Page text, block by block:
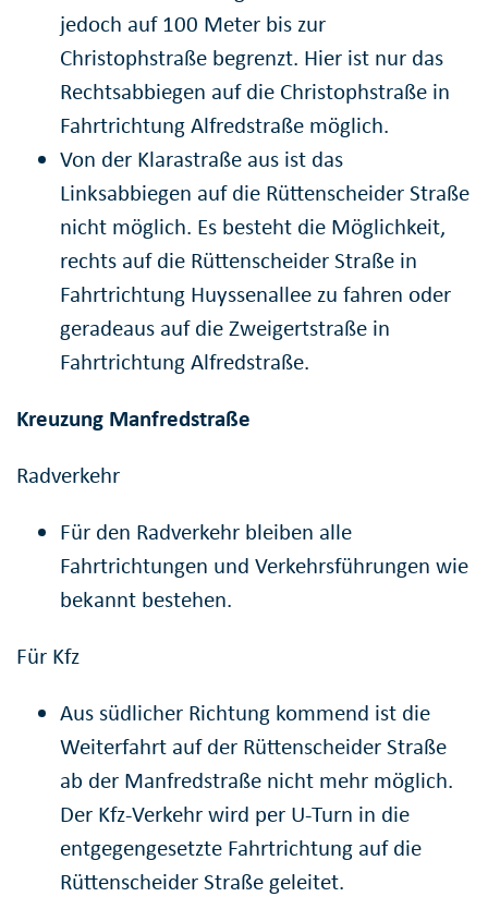
jedoch auf 100 Meter bis zur
Christophstraße begrenzt. Hier ist nur das
Rechtsabbiegen auf die Christophstraße in
Fahrtrichtung Alfredstraße möglich.
Von der Klarastraße aus ist das
Linksabbiegen auf die Rüttenscheider Straße
nicht möglich. Es besteht die Möglichkeit,
rechts auf die Rüttenscheider Straße in
Fahrtrichtung Huyssenallee zu fahren oder
geradeaus auf die Zweigertstraße in
Fahrtrichtung Alfredstraße.
Kreuzung Manfredstraße
Radverkehr
Für den Radverkehr bleiben alle
Fahrtrichtungen und Verkehrsführungen wie
bekannt bestehen.
Für Kfz
Aus südlicher Richtung kommend ist die
Weiterfahrt auf der Rüttenscheider Straße
ab der Manfredstraße nicht mehr möglich.
Der Kfz-Verkehr wird per U-Turn in die
entgegengesetzte Fahrtrichtung auf die
Rüttenscheider Straße geleitet.